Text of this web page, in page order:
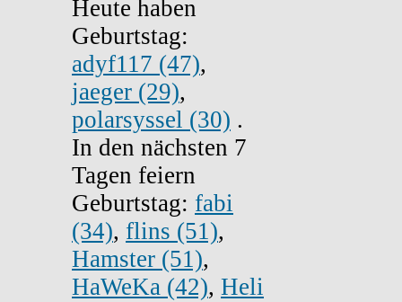
Heute haben
Geburtstag:
adyf117 (47),
jaeger (29),
polarsyssel (30) .
In den nächsten 7
Tagen feiern
Geburtstag: fabi
(34), flins (51),
Hamster (51),
HaWeKa (42), Heli